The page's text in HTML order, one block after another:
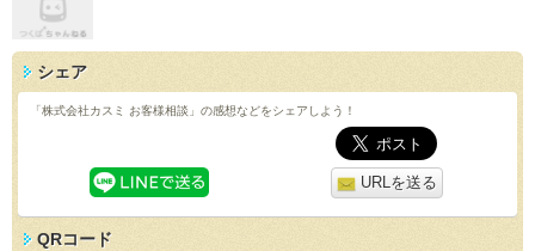
シェア
「株式会社カスミ お客様相談」の感想などをシェアしよう！
URLを送る
QRコード